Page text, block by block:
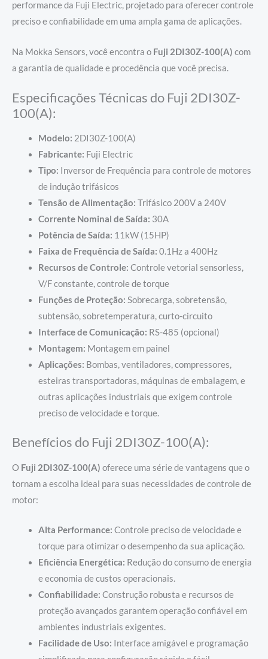
performance da Fuji Electric, projetado para oferecer controle
preciso e confiabilidade em uma ampla gama de aplicações.
Na Mokka Sensors, você encontra o Fuji 2DI30Z-100(A) com
a garantia de qualidade e procedência que você precisa.
Especificações Técnicas do Fuji 2DI30Z-
100(A):
Modelo: 2DI30Z-100(A)
Fabricante: Fuji Electric
Tipo: Inversor de Frequência para controle de motores
de indução trifásicos
Tensão de Alimentação: Trifásico 200V a 240V
Corrente Nominal de Saída: 30A
Potência de Saída: 11kW (15HP)
Faixa de Frequência de Saída: 0.1Hz a 400Hz
Recursos de Controle: Controle vetorial sensorless,
V/F constante, controle de torque
Funções de Proteção: Sobrecarga, sobretensão,
subtensão, sobretemperatura, curto-circuito
Interface de Comunicação: RS-485 (opcional)
Montagem: Montagem em painel
Aplicações: Bombas, ventiladores, compressores,
esteiras transportadoras, máquinas de embalagem, e
outras aplicações industriais que exigem controle
preciso de velocidade e torque.
Benefícios do Fuji 2DI30Z-100(A):
O Fuji 2DI30Z-100(A) oferece uma série de vantagens que o
tornam a escolha ideal para suas necessidades de controle de
motor:
Alta Performance: Controle preciso de velocidade e
torque para otimizar o desempenho da sua aplicação.
Eficiência Energética: Redução do consumo de energia
e economia de custos operacionais.
Confiabilidade: Construção robusta e recursos de
proteção avançados garantem operação confiável em
ambientes industriais exigentes.
Facilidade de Uso: Interface amigável e programação